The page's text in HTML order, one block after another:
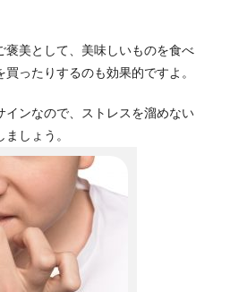
褒美として、美味しいものを食べ
ったりするのも効果的ですよ。
インなので、ストレスを溜めない
しょう。